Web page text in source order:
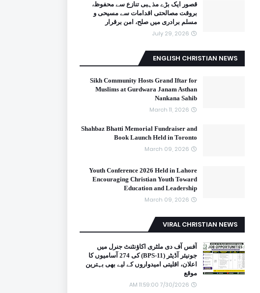
قصور ایک بڑے مذہبی تنازع سے محفوظ،
بروقت مصالحتی اقدامات سے مسیحی و
مسلم برادری میں صلح، امن برقرار
July 29, 2026
ENGLISH CHRISTIAN NEWS
Sikh Community Hosts Grand Iftar for
Muslims at Gurdwara Janam Asthan
Nankana Sahib
March 11, 2026
Shahbaz Bhatti Memorial Fundraiser and
Book Launch Held in Toronto
March 09, 2026
Youth Conference 2026 Held in Lahore
Encouraging Christian Youth Toward
Education and Leadership
March 09, 2026
VIRAL CHRISTIAN NEWS
آفس آف دی ملٹری اکاؤنٹنٹ جنرل میں
جونیئر آڈیٹر (BPS-11) کی 274 آسامیوں کا
اعلان، اقلیتی امیدواروں کے لیے بھی بہترین
موقع
7/30/2026 11:59:00 AM